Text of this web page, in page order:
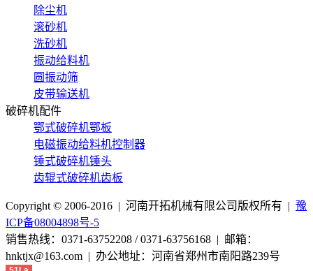
除尘机
滚砂机
洗砂机
振动给料机
圆振动筛
皮带输送机
破碎机配件
鄂式破碎机鄂板
电磁振动给料机控制器
锤式破碎机锤头
齿辊式破碎机齿板
Copyright © 2006-2016 | 河南开拓机械有限公司版权所有 | 豫
ICP备08004898号-5
销售热线：0371-63752208 / 0371-63756168 | 邮箱：
hnktjx@163.com | 办公地址：河南省郑州市南阳路239号